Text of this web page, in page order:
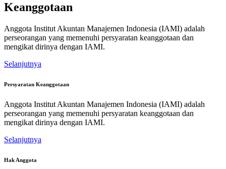
Keanggotaan
Anggota Institut Akuntan Manajemen Indonesia (IAMI) adalah
perseorangan yang memenuhi persyaratan keanggotaan dan
mengikat dirinya dengan IAMI.
Selanjutnya
Persyaratan Keanggotaan
Anggota Institut Akuntan Manajemen Indonesia (IAMI) adalah
perseorangan yang memenuhi persyaratan keanggotaan dan
mengikat dirinya dengan IAMI.
Selanjutnya
Hak Anggota